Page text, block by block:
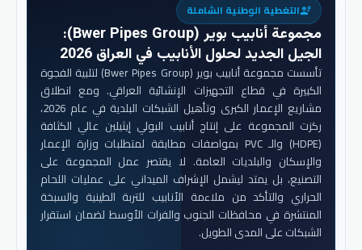
engineeringالتغطية الوطنية الشاملة
مجموعة أنابيب بوير (Bwer Pipes Group)
:
الجيل الجديد لحلول الأنابيب في العراق 2026
تأسست مجموعة أنابيب بوير (Bwer Pipes Group) لتلبية الفجوة
الكبيرة في قطاع التجهيزات الإنشائية العراقي. ومع انطلاق
مشاريع الإعمار الكبرى وتأهيل الشبكات البلدية في عام 2026،
ركزت المجموعة على إنتاج أنابيب البولي إيثيلين عالي الكثافة
(HDPE) والـ PVC بمواصفات مطابقة لمتطلبات وزارة الإعمار
والإسكان والبلديات العامة. لا يقتصر عمل المجموعة على
التصنيع، بل يمتد ليشمل الإشراف الميداني على عمليات اللحام
الحراري والتأكد من ملاءمة الأنابيب للتربة الطينية والسبخة
المنتشرة في محافظات الجنوب والفرات الأوسط لضمان استقرار
الشبكات على المدى الطويل.